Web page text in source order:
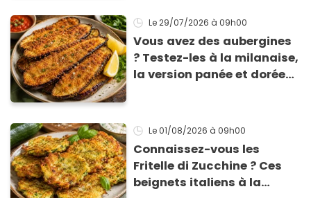
Le 29/07/2026 à 09h00
Vous avez des aubergines
? Testez-les à la milanaise,
la version panée et dorée
Le 01/08/2026 à 09h00
Connaissez-vous les
Fritelle di Zucchine ? Ces
beignets italiens à la